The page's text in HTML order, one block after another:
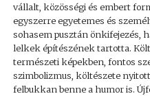
vállalt, közösségi és embert
egyszerre egyetemes és
sohasem pusztán önkifejezés,
lelkek építészének tartotta.
természeti képekben, fontos
szimbolizmus, költészete
felbukkan benne a humor is.